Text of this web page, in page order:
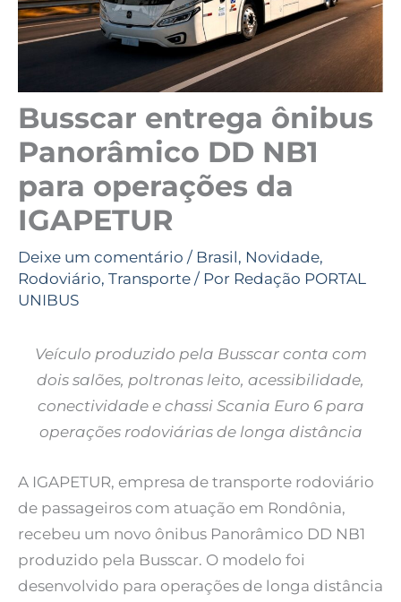
Busscar entrega ônibus
Panorâmico DD NB1
para operações da
IGAPETUR
Deixe um comentário / Brasil, Novidade,
Rodoviário, Transporte / Por Redação PORTAL
UNIBUS
Veículo produzido pela Busscar conta com
dois salões, poltronas leito, acessibilidade,
conectividade e chassi Scania Euro 6 para
operações rodoviárias de longa distância
A IGAPETUR, empresa de transporte rodoviário
de passageiros com atuação em Rondônia,
recebeu um novo ônibus Panorâmico DD NB1
produzido pela Busscar. O modelo foi
desenvolvido para operações de longa distância